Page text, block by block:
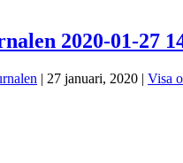
2020-01-27
| 27 januari, 2020 | Visa